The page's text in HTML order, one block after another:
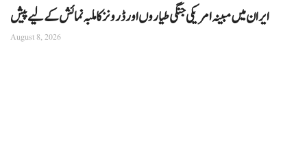
ایران میں مبینہ امریکی جنگی طیاروں اور ڈرونز کا ملبہ نمائش کے لیے پیش
August 8, 2026